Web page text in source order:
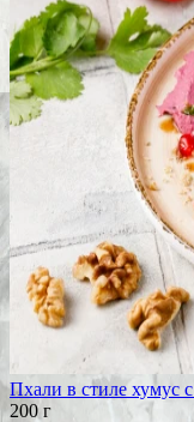
Пхали в стиле хумус
200 г